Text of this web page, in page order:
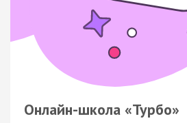
Онлайн-школа «Турбо»